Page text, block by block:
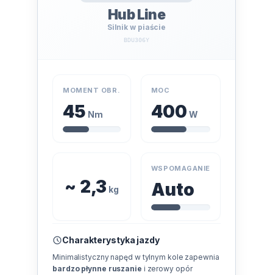
Hub Line
Silnik w piaście
BDU306Y
MOMENT OBR.
45 Nm
MOC
400 W
~ 2,3 kg
WSPOMAGANIE
Auto
Charakterystyka jazdy
Minimalistyczny napęd w tylnym kole zapewnia
bardzo płynne ruszanie i zerowy opór